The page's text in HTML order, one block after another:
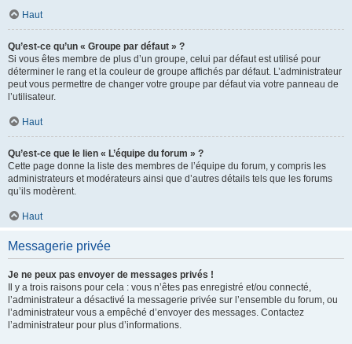
Haut
Qu’est-ce qu’un « Groupe par défaut » ?
Si vous êtes membre de plus d’un groupe, celui par défaut est utilisé pour
déterminer le rang et la couleur de groupe affichés par défaut. L’administrateur
peut vous permettre de changer votre groupe par défaut via votre panneau de
l’utilisateur.
Haut
Qu’est-ce que le lien « L’équipe du forum » ?
Cette page donne la liste des membres de l’équipe du forum, y compris les
administrateurs et modérateurs ainsi que d’autres détails tels que les forums
qu’ils modèrent.
Haut
Messagerie privée
Je ne peux pas envoyer de messages privés !
Il y a trois raisons pour cela : vous n’êtes pas enregistré et/ou connecté,
l’administrateur a désactivé la messagerie privée sur l’ensemble du forum, ou
l’administrateur vous a empêché d’envoyer des messages. Contactez
l’administrateur pour plus d’informations.